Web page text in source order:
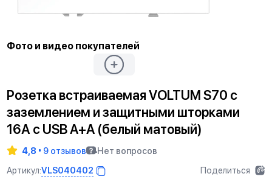
Фото и видео покупателей
Розетка встраиваемая VOLTUM S70 с
заземлением и защитными шторками
16А с USB A+A (белый матовый)
4,8 9 отзывов
Нет вопросов
Артикул:VLS040402 Поделиться